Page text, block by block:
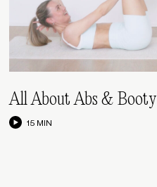
All About Abs & Booty
15 MIN